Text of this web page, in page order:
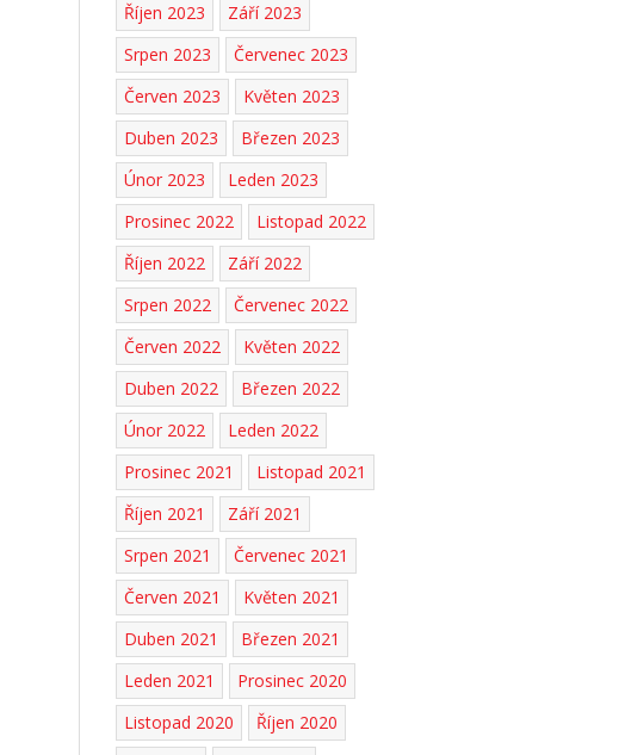
Říjen 2023
Září 2023
Srpen 2023
Červenec 2023
Červen 2023
Květen 2023
Duben 2023
Březen 2023
Únor 2023
Leden 2023
Prosinec 2022
Listopad 2022
Říjen 2022
Září 2022
Srpen 2022
Červenec 2022
Červen 2022
Květen 2022
Duben 2022
Březen 2022
Únor 2022
Leden 2022
Prosinec 2021
Listopad 2021
Říjen 2021
Září 2021
Srpen 2021
Červenec 2021
Červen 2021
Květen 2021
Duben 2021
Březen 2021
Leden 2021
Prosinec 2020
Listopad 2020
Říjen 2020